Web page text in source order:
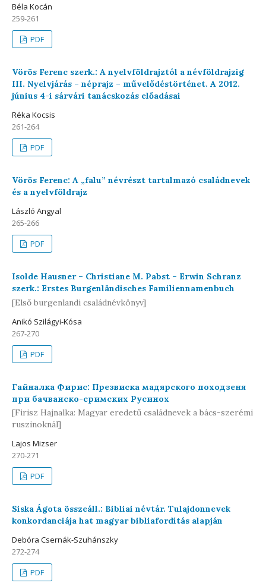
Béla Kocán
259-261
PDF
Vörös Ferenc szerk.: A nyelvföldrajztól a névföldrajzig
III. Nyelvjárás – néprajz – művelődéstörténet. A 2012.
június 4-i sárvári tanácskozás előadásai
Réka Kocsis
261-264
PDF
Vörös Ferenc: A „falu” névrészt tartalmazó családnevek
és a nyelvföldrajz
László Angyal
265-266
PDF
Isolde Hausner – Christiane M. Pabst – Erwin Schranz
szerk.: Erstes Burgenländisches Familiennamenbuch
[Első burgenlandi családnévkönyv]
Anikó Szilágyi-Kósa
267-270
PDF
Гайналка Фирис: Презвиска мадярского походзеня
при бачванско-сримских Русинох
[Firisz Hajnalka: Magyar eredetű családnevek a bács-szerémi
ruszinoknál]
Lajos Mizser
270-271
PDF
Siska Ágota összeáll.: Bibliai névtár. Tulajdonnevek
konkordanciája hat magyar bibliafordítás alapján
Debóra Csernák-Szuhánszky
272-274
PDF